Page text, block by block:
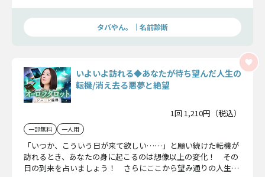
タバやん。｜名前診断
いよいよ訪れる◆あなたが待ち望んだ人生の
転機/消え去る悪夢と絶望
1回 1,210円（税込）
一部無料 一人用
「いつか、こういう日が来て欲しい……」と願い続けた転機が
訪れるとき、あなたの身に起こるのは想像以上の変化！ その
日の到来を占いましょう！ さらにここから望み通りの人生を